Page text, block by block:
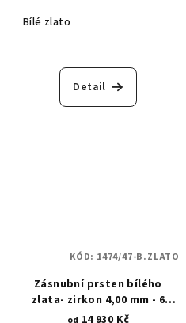
Bílé zlato
Detail
Zásnubní prsten bílého
zlata- zirkon 4,00 mm - 6
zaoblených krapen 1474
od
KÓD: 1474/47-B.ZLATO